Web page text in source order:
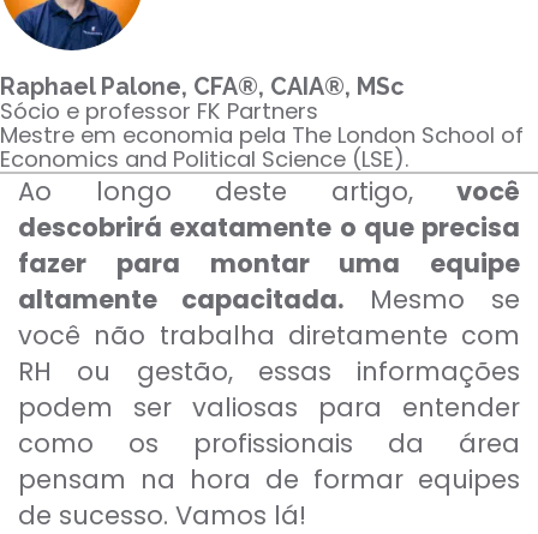
PORTAL EAD
Raphael Palone, CFA®, CAIA®, MSc
Sócio e professor FK Partners
Mestre em economia pela The London School of
Economics and Political Science (LSE).
Ao longo deste artigo, você
descobrirá exatamente o que precisa
fazer para montar uma equipe
altamente capacitada. Mesmo se
você não trabalha diretamente com
RH ou gestão, essas informações
podem ser valiosas para entender
como os profissionais da área
pensam na hora de formar equipes
de sucesso. Vamos lá!